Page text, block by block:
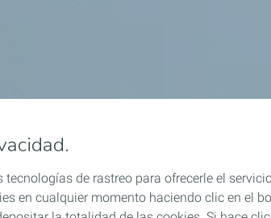
de rastreo para ofrecerle el
en cualquier momento haciendo clic en el